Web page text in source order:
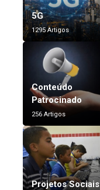
5G
1295 Artigos
Conteúdo
Patrocinado
256 Artigos
Projetos Sociais